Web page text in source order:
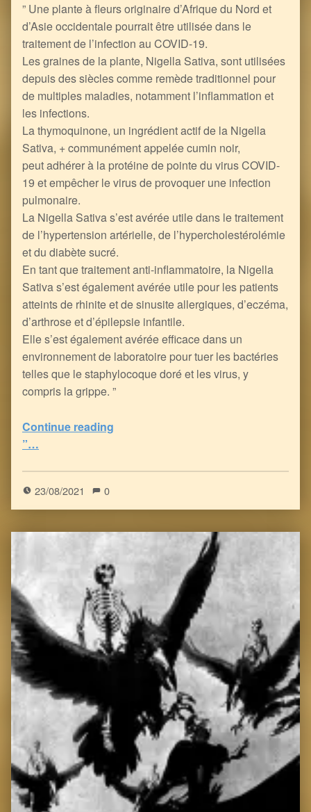
” Une plante à fleurs originaire d’Afrique du Nord et
d’Asie occidentale pourrait être utilisée dans le
traitement de l’infection au COVID-19.
Les graines de la plante, Nigella Sativa, sont utilisées
depuis des siècles comme remède traditionnel pour
de multiples maladies, notamment l’inflammation et
les infections.
La thymoquinone, un ingrédient actif de la Nigella
Sativa, + communément appelée cumin noir,
peut adhérer à la protéine de pointe du virus COVID-
19 et empêcher le virus de provoquer une infection
pulmonaire.
La Nigella Sativa s’est avérée utile dans le traitement
de l’hypertension artérielle, de l’hypercholestérolémie
et du diabète sucré.
En tant que traitement anti-inflammatoire, la Nigella
Sativa s’est également avérée utile pour les patients
atteints de rhinite et de sinusite allergiques, d’eczéma,
d’arthrose et d’épilepsie infantile.
Elle s’est également avérée efficace dans un
environnement de laboratoire pour tuer les bactéries
telles que le staphylocoque doré et les virus, y
compris la grippe. ”
Continue reading
”…
23/08/2021 0